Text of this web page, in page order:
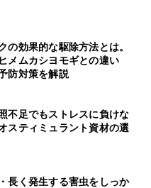
の効果的な駆除方法とは。
メムカシヨモギとの違い
防対策を解説
不足でもストレスに負けな
スティミュラント資材の選
長く発生する害虫をしっか